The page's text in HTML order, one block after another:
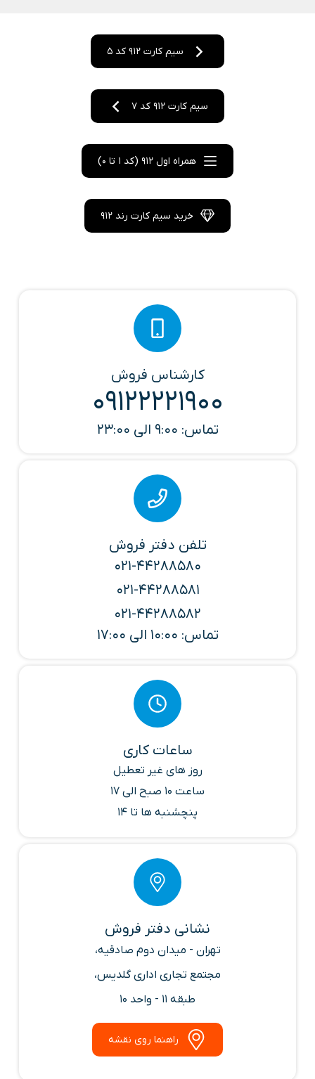
سیم کارت 912 کد 5
سیم کارت 912 کد 7
همراه اول 912 (کد 1 تا 0)
خرید سیم کارت رند 912
کارشناس فروش
09122221900
تماس: 9:00 الی 23:00
تلفن دفتر فروش
021-44288580
021-44288581
021-44288582
تماس: 10:00 الی 17:00
ساعات کاری
روز های غیر تعطیل
ساعت 10 صبح الی 17
پنچشنبه ها تا 14
نشانی دفتر فروش
تهران - میدان دوم صادقیه،
مجتمع تجاری اداری گلدیس،
طبقه 11 - واحد 10
راهنما روی نقشه